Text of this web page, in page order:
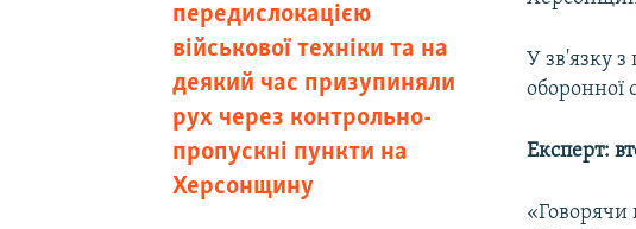
передислокацією
військової техніки та на
деякий час призупиняли
рух через контрольно-
пропускні пункти на
Херсонщину
У зв'язку
оборонної
Експерт:
«Говорячи